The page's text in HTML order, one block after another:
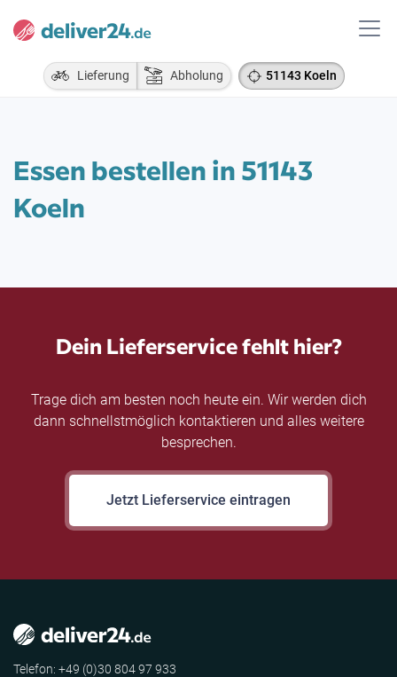
Lieferung Abholung 51143 Koeln
Essen bestellen in 51143
Koeln
Dein Lieferservice fehlt hier?
Trage dich am besten noch heute ein. Wir werden dich
dann schnellstmöglich kontaktieren und alles weitere
besprechen.
Jetzt Lieferservice eintragen
Telefon: +49 (0)30 804 97 933